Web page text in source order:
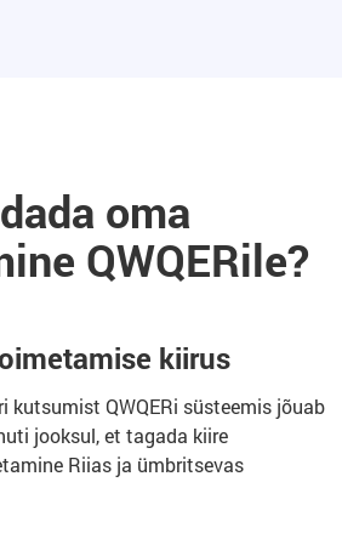
oma
QWQERile?
kiirus
kutsumist QWQERi süsteemis jõuab
jooksul, et tagada kiire
Riias ja ümbritsevas